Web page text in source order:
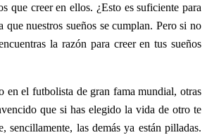
que creer en ellos. ¿Esto es suficiente para
que nuestros sueños se cumplan. Pero si no
la razón para creer en tus sueños
en el futbolista de gran fama mundial, otras
que si has elegido la vida de otro te
las demás ya están pilladas.